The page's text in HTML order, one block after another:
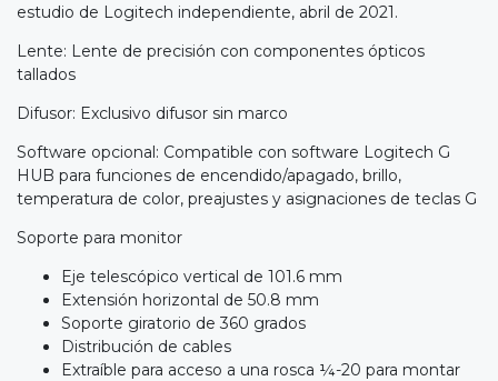
estudio de Logitech independiente, abril de 2021.
Lente: Lente de precisión con componentes ópticos
tallados
Difusor: Exclusivo difusor sin marco
Software opcional: Compatible con software Logitech G
HUB para funciones de encendido/apagado, brillo,
temperatura de color, preajustes y asignaciones de teclas G
Soporte para monitor
Eje telescópico vertical de 101.6 mm
Extensión horizontal de 50.8 mm
Soporte giratorio de 360 grados
Distribución de cables
Extraíble para acceso a una rosca ¼-20 para montar